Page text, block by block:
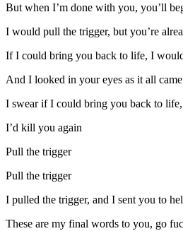
But when I’m done with you, you’ll
I would pull the trigger, but you’re
If I could bring you back to life, I
And I looked in your eyes as it all
I swear if I could bring you back to
I’d kill you again
Pull the trigger
Pull the trigger
I pulled the trigger, and I sent you to
These are my final words to you, go